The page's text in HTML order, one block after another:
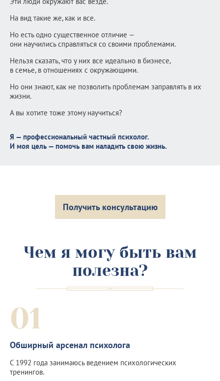
На вид такие же, как и все.
Но есть одно существенное отличие —
они научились справляться со своими проблемами.
Нельзя сказать, что у них все идеально в бизнесе,
в семье, в отношениях с окружающими.
Но они знают, как не позволить проблемам заправлять в их
жизни.
А вы хотите тоже этому научиться?
Я — профессиональный частный психолог.
И моя цель — помочь вам наладить свою жизнь.
Получить консультацию
Чем я могу быть вам
полезна?
01
Обширный арсенал психолога
С 1992 года занимаюсь ведением психологических
тренингов.